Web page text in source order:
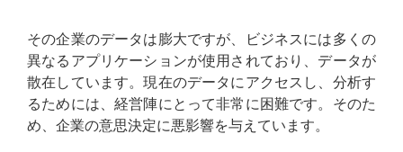
その企業のデータは膨大ですが、ビジネスには多くの
異なるアプリケーションが使用されており、データが
散在しています。現在のデータにアクセスし、分析す
るためには、経営陣にとって非常に困難です。そのた
め、企業の意思決定に悪影響を与えています。